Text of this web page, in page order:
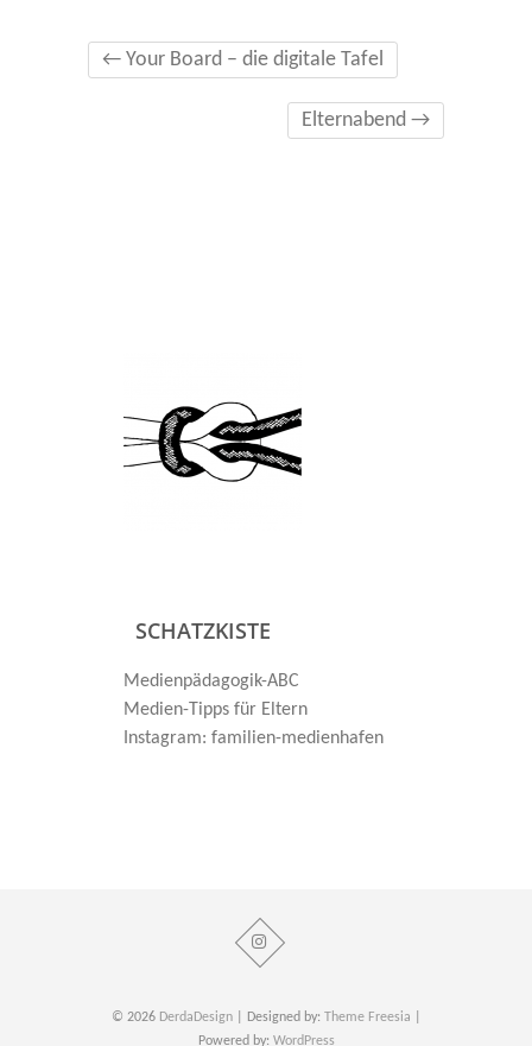
← Your Board – die digitale Tafel
Elternabend →
SCHATZKISTE
Medienpädagogik-ABC
Medien-Tipps für Eltern
Instagram: familien-medienhafen
© 2026 DerdaDesign| Designed by: Theme Freesia
Powered by: WordPress